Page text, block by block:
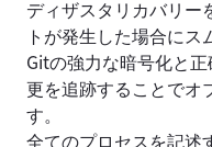
ディザスタリカバリー
トが発生した場合にス
Gitの強力な暗号化と
更を追跡することでオ
す。
全てのプロセスを記述